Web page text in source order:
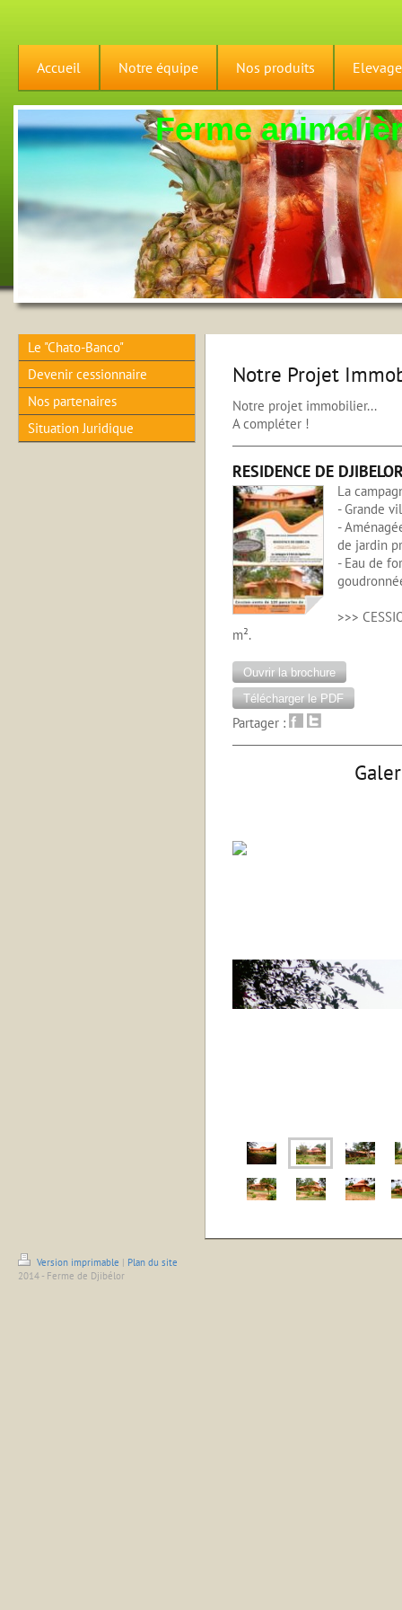
Accueil Notre équipe Nos produits Elevage
Ferme
Le "Chato-Banco"
Devenir cessionnaire
Nos partenaires
Situation Juridique
Notre Projet
Notre projet immobilier...
A compléter !
RESIDENCE DE
La
- Grande
-
de jardin
- Eau de
>>>
m².
Ouvrir la brochure
Télécharger le PDF
Partager :
Version imprimable | Plan du site
2014 - Ferme de Djibélor